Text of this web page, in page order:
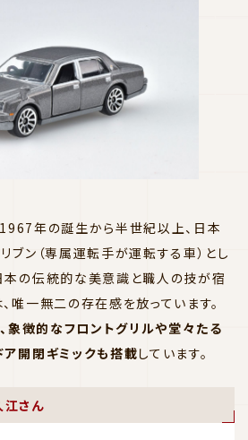
1967年の誕生から半世紀以上、日本
ブン（専属運転手が運転する車）とし
本の伝統的な美意識と職人の技が宿
唯一無二の存在感を放っています。
象徴的なフロントグリルや堂々たる
開閉ギミックも搭載しています。
江さん